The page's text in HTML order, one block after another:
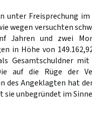
unter Freisprechung
wegen versuchten
Jahren und zwei
in Höhe von
Gesamtschuldner
auf die Rüge der
Angeklagten hat
unbegründet im Sinne